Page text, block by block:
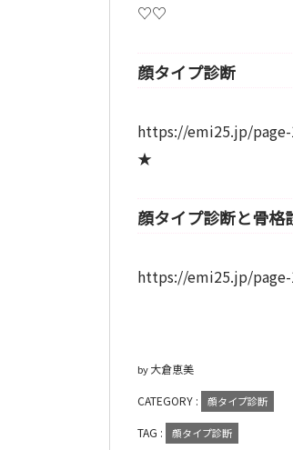
♡♡
顔タイプ診断
https://emi25.jp/page-
★
顔タイプ診断と骨格
https://emi25.jp/
by大倉恵美
CATEGORY : 顔タイプ診断
TAG : 顔タイプ診断